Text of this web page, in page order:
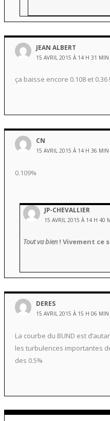
JEAN ALBERT
15 AVRIL 2015 À 14 H 31 MIN
ça baisse encore 0.108 et 0.36 !
CN
15 AVRIL 2015 À 14 H 36 MIN
0.109%
JP-CHEVALLIER
15 AVRIL 2015 À 14 H 40
Tout va bien! Vivement ce
DERES
15 AVRIL 2015 À 15 H 06 MIN
La courbe du BUND est
les turbulences importantes
des 0.5%